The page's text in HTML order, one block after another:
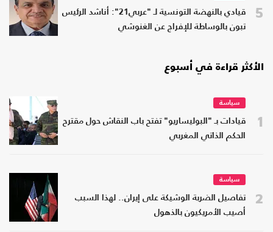
5
قيادي بالنهضة التونسية لـ "عربي21": أناشد الرئيس
تبون بالوساطة للإفراج عن الغنوشي
الأكثر قراءة في أسبوع
1
سياسة
قيادات بـ "البوليساريو" تفتح باب النقاش حول مقترح
الحكم الذاتي المغربي
2
سياسة
تفاصيل الضربة الوشيكة على إيران.. لهذا السبب
أصيب الأمريكيون بالذهول